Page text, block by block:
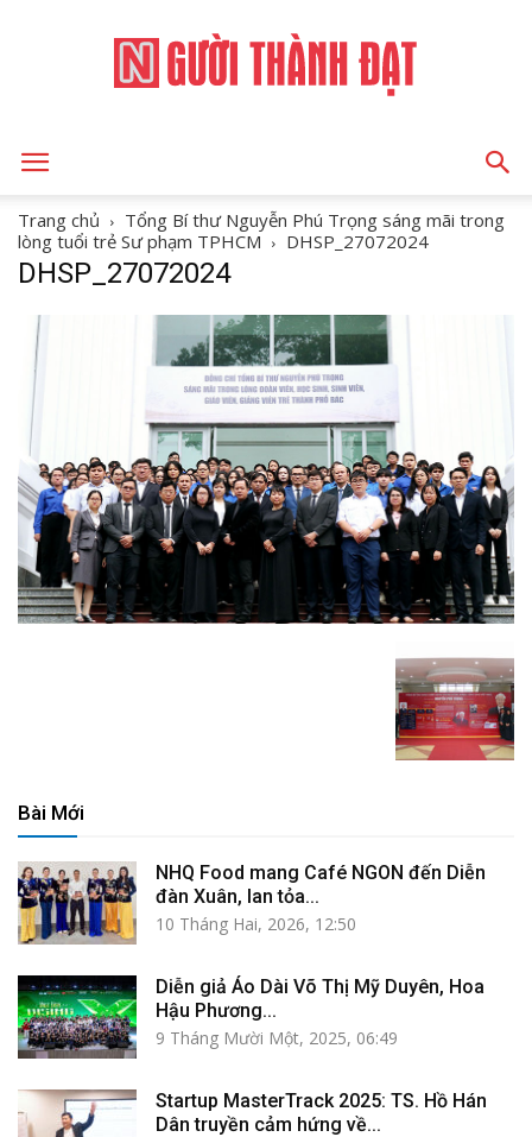
ĐẠT
Trang chủ
Tổng Bí thư Nguyễn Phú Trọng sáng mãi trong
lòng tuổi trẻ Sư phạm TPHCM
DHSP_27072024
DHSP_27072024
Bài Mới
NHQ Food mang Café NGON đến Diễn
đàn Xuân, lan tỏa...
10 Tháng Hai, 2026, 12:50
Diễn giả Áo Dài Võ Thị Mỹ Duyên, Hoa
Hậu Phương...
9 Tháng Mười Một, 2025, 06:49
Startup MasterTrack 2025: TS. Hồ Hán
Dân truyền cảm hứng về...